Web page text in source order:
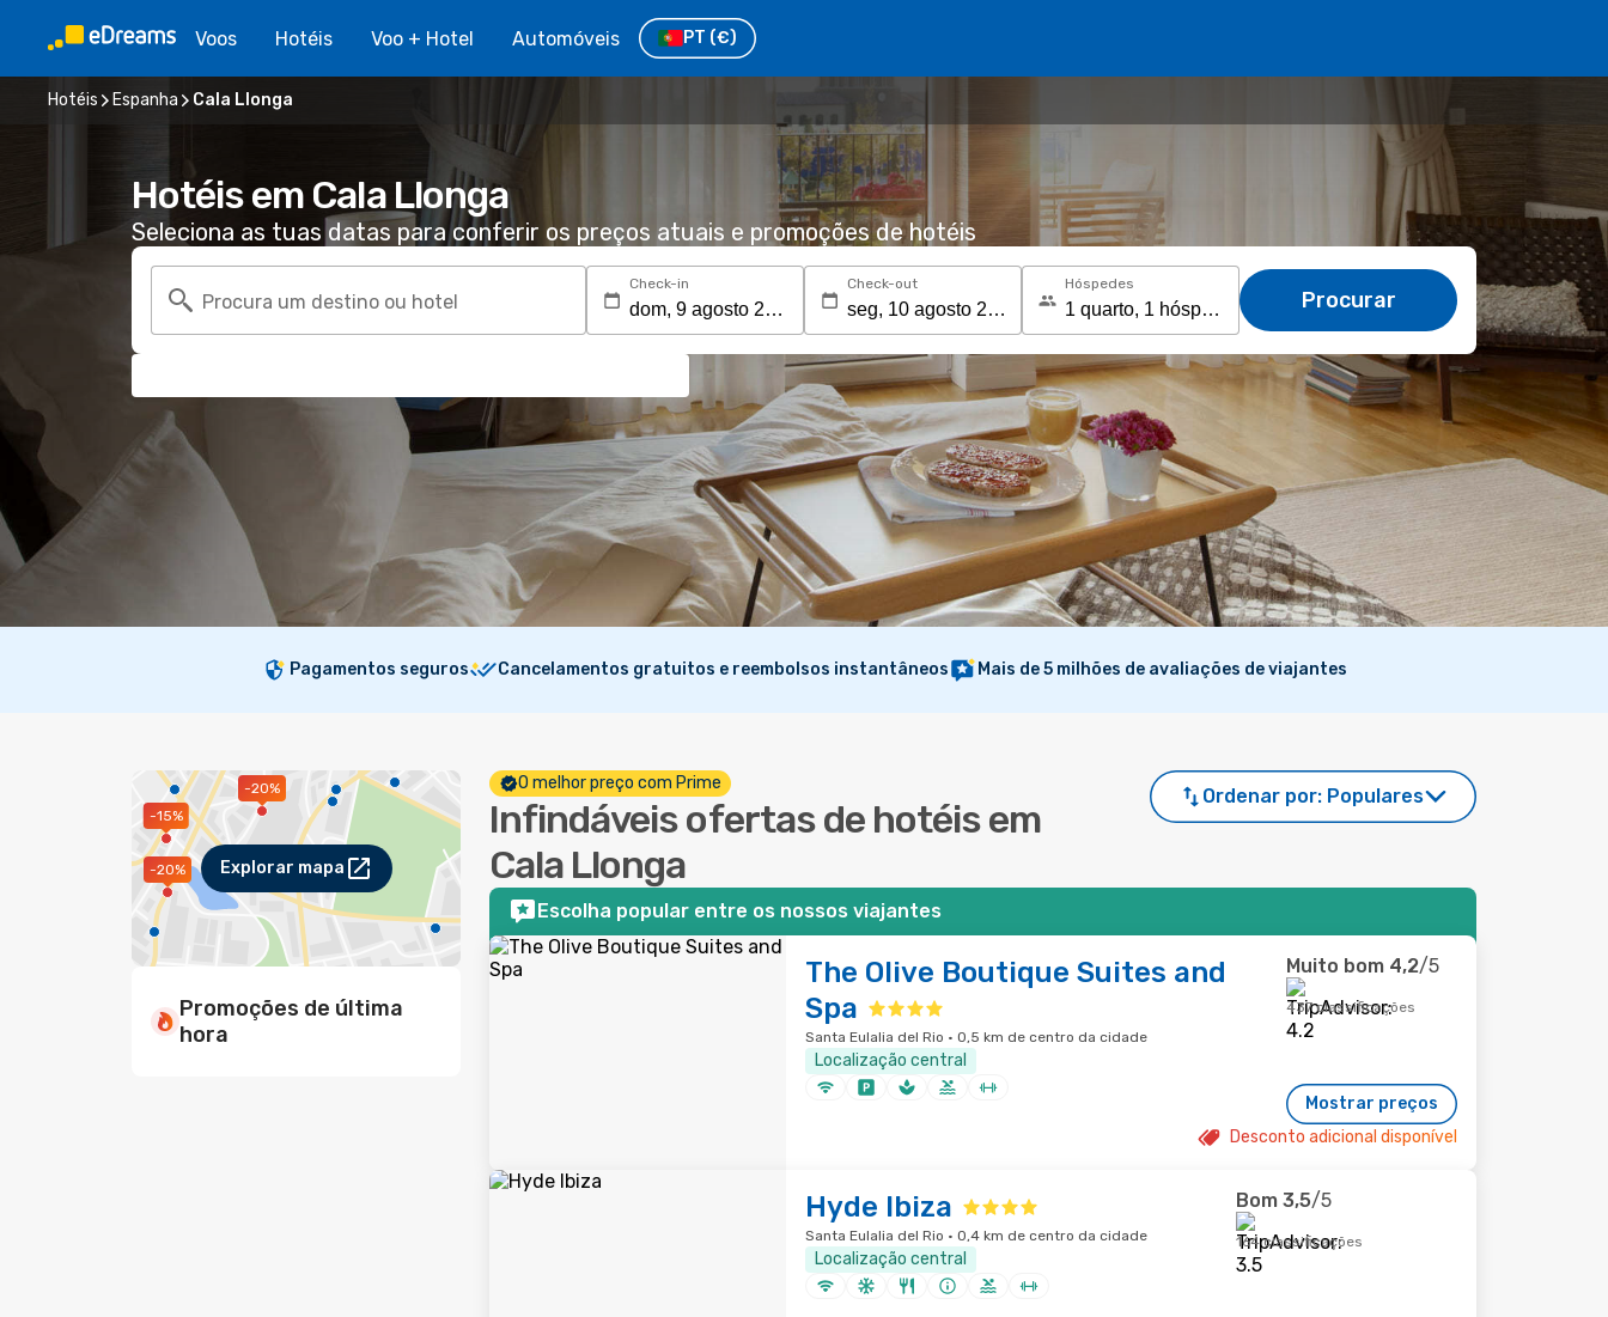
Voos Hotéis Voo + Hotel Automóveis PT (€)
Hotéis Espanha Cala Llonga
Hotéis em Cala Llonga
Seleciona as tuas datas para conferir os preços atuais e promoções de hotéis
Procura um destino ou hotel
Check-in Check-out Hóspedes
Procurar
Pagamentos seguros Cancelamentos gratuitos e reembolsos instantâneos Mais de 5 milhões de avaliações de viajantes
-20%
-20%
-15%
Explorar mapa
Promoções de última
hora
O melhor preço com Prime
Infindáveis ofertas de hotéis em
Cala Llonga
Ordenar por: Populares
Escolha popular entre os nossos viajantes
The Olive Boutique Suites and
Spa
Santa Eulalia del Rio · 0,5 km de centro da cidade
Localização central
Muito bom 4,2/5
437 classificações
Mostrar preços
Desconto adicional disponível
Hyde Ibiza
Santa Eulalia del Rio · 0,4 km de centro da cidade
Localização central
Bom 3,5/5
164 classificações